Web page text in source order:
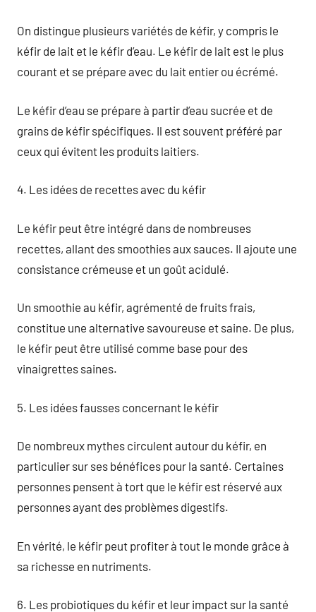
On distingue plusieurs variétés de kéfir, y compris le
kéfir de lait et le kéfir d’eau. Le kéfir de lait est le plus
courant et se prépare avec du lait entier ou écrémé.
Le kéfir d’eau se prépare à partir d’eau sucrée et de
grains de kéfir spécifiques. Il est souvent préféré par
ceux qui évitent les produits laitiers.
4. Les idées de recettes avec du kéfir
Le kéfir peut être intégré dans de nombreuses
recettes, allant des smoothies aux sauces. Il ajoute une
consistance crémeuse et un goût acidulé.
Un smoothie au kéfir, agrémenté de fruits frais,
constitue une alternative savoureuse et saine. De plus,
le kéfir peut être utilisé comme base pour des
vinaigrettes saines.
5. Les idées fausses concernant le kéfir
De nombreux mythes circulent autour du kéfir, en
particulier sur ses bénéfices pour la santé. Certaines
personnes pensent à tort que le kéfir est réservé aux
personnes ayant des problèmes digestifs.
En vérité, le kéfir peut profiter à tout le monde grâce à
sa richesse en nutriments.
6. Les probiotiques du kéfir et leur impact sur la santé